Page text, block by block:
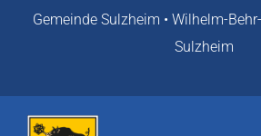
Gemeinde Sulzheim • Wilhelm-
Sulzheim